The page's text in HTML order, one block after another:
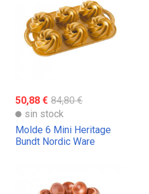
50,88 € 84,80 €
sin stock
Molde 6 Mini Heritage
Bundt Nordic Ware